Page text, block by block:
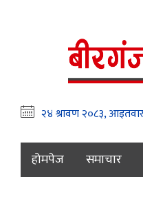
होमपेज समाचार